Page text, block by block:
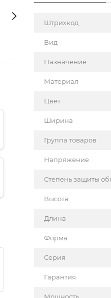
Штрихкод
Вид
Назначение
Материал
Цвет
Ширина
Группа товаров
Напряжение
Степень защиты
Высота
Длина
Форма
Серия
Гарантия